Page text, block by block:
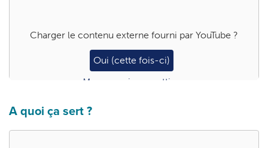
Charger le contenu externe fourni par YouTube ?
Oui (cette fois-ci)
Manage privacy settings
A quoi ça sert ?